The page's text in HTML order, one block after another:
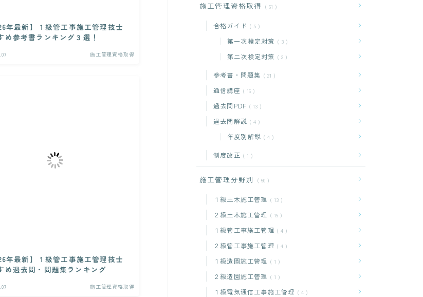
年最新】１級管工事施工管理技士
め参考書ランキング３選！
施工管理資格取得
年最新】１級管工事施工管理技士
め過去問・問題集ランキング
施工管理資格取得
施工管理資格取得 61
合格ガイド 5
第一次検定対策 3
第二次検定対策 2
参考書・問題集 21
通信講座 16
過去問PDF 13
過去問解説 4
年度別解説 4
制度改正 1
施工管理分野別 60
１級土木施工管理 13
２級土木施工管理 19
１級管工事施工管理 4
２級管工事施工管理 4
１級造園施工管理 1
２級造園施工管理 1
１級電気通信工事施工管理 4